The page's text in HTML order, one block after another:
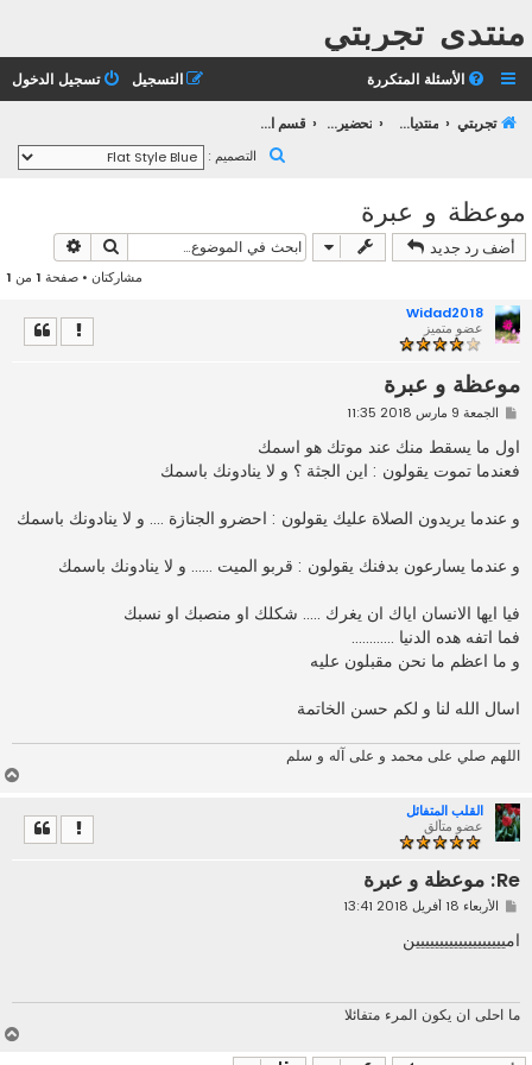
منتدى تجربتي
الأسئلة المتكررة تسجيل الدخول التسجيل
تجربتي منتديات التعليم الثانوي تحضير بكالوريا 2023 قسم التوجيه و الإرشاد
التصميم :
موعظة و عبرة
أضف رد جديد بحث
مشاركتان • صفحة 1 من 1
Widad2018
عضو متميز
موعظة و عبرة
م
ا
ر
ك
الجمعة 9 مارس 2018 11:35
اول ما يسقط منك عند موتك هو اسمك
فعندما تموت يقولون : اين الجثة ؟ و لا ينادونك باسمك
و عندما يريدون الصلاة عليك يقولون : احضرو الجنازة .... و لا ينادونك باسمك
و عندما يسارعون بدفنك يقولون : قربو الميت ...... و لا ينادونك باسمك
فيا ايها الانسان اياك ان يغرك ..... شكلك او منصبك او نسبك
فما اتفه هده الدنيا ............
و ما اعظم ما نحن مقبلون عليه
اسال الله لنا و لكم حسن الخاتمة
اللهم صلي على محمد و على آله و سلم
القلب المتفائل
عضو متألق
Re: موعظة و عبرة
م
ر
الأربعاء 18 أفريل 2018 13:41
امييييييييييييييييييين
ما احلى ان يكون المرء متفائلا